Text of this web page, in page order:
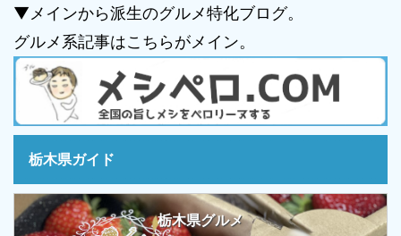
▼メインから派生のグルメ特化ブログ。
グルメ系記事はこちらがメイン。
栃木県ガイド
栃木県グルメ